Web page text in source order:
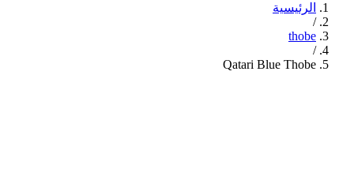
الرئيسية
/
thobe
/
Qatari Blue Thobe